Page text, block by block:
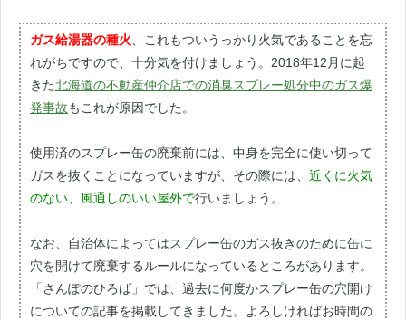
ガス給湯器の種火、これもついうっかり火気であることを忘
れがちですので、十分気を付けましょう。2018年12月に起
きた北海道の不動産仲介店での消臭スプレー処分中のガス爆
発事故もこれが原因でした。
使用済のスプレー缶の廃棄前には、中身を完全に使い切って
ガスを抜くことになっていますが、その際には、 近くに火気
のない、風通しのいい屋外で行いましょう。
なお、自治体によってはスプレー缶のガス抜きのために缶に
穴を開けて廃棄するルールになっているところがあります。
「さんぽのひろば」では、過去に何度かスプレー缶の穴開け
についての記事を掲載してきました。よろしければお時間の